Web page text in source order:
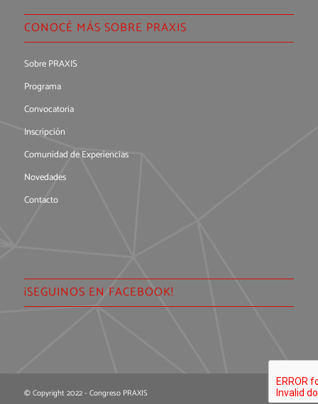
CONOCÉ MÁS SOBRE PRAXIS
Sobre PRAXIS
Programa
Convocatoria
Inscripción
Comunidad de Experiencias
Novedades
Contacto
¡SEGUINOS EN FACEBOOK!
© Copyright 2022 - Congreso PRAXIS